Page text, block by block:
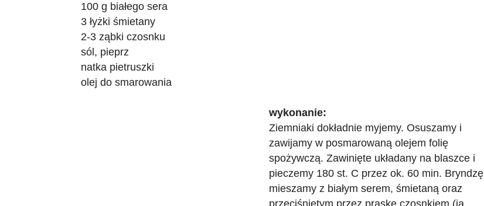
100 g białego sera
3 łyżki śmietany
2-3 ząbki czosnku
sól, pieprz
natka pietruszki
olej do smarowania
wykonanie:
Ziemniaki dokładnie myjemy. Osuszamy i
zawijamy w posmarowaną olejem folię
spożywczą. Zawinięte układany na blaszce i
pieczemy 180 st. C przez ok. 60 min. Bryndzę
mieszamy z białym serem, śmietaną oraz
przeciśniętym przez praskę czosnkiem (ja